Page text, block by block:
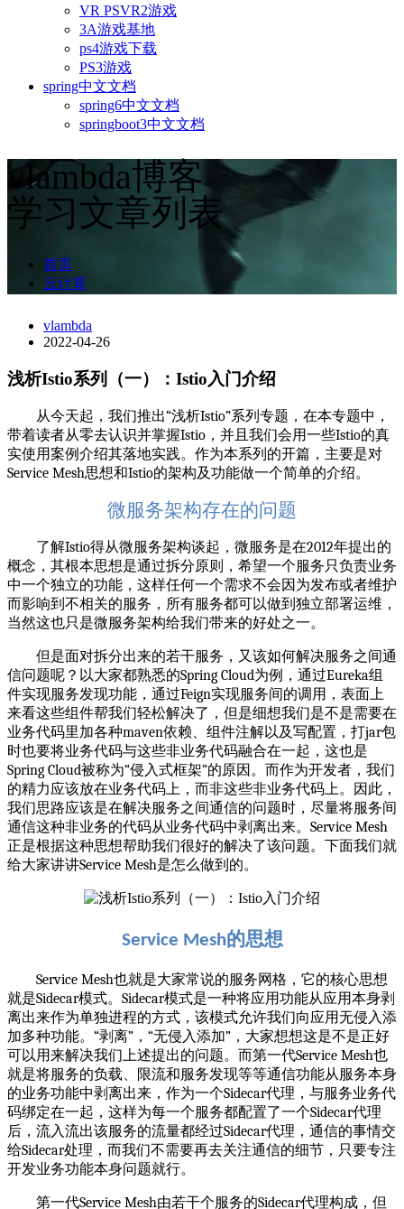
VR PSVR2游戏
3A游戏基地
ps4游戏下载
PS3游戏
spring中文文档
spring6中文文档
springboot3中文文档
vlambda博客
学习文章列表
首页
云计算
vlambda
2022-04-26
浅析Istio系列（一）：Istio入门介绍
从今天起，我们推出“浅析Istio”系列专题，在本专题中，
带着读者从零去认识并掌握Istio ，并且我们会用一些Istio的真
实使用案例介绍其落地实践。作为本系列的开篇，主要是对
Service Mesh思想和Istio的架构及功能做一个简单的介绍。
微服务架构存在的问题
了解Istio得从微服务架构谈起，微服务是在2012年提出的
概念，其根本思想是通过拆分原则，希望一个服务只负责业务
中一个独立的功能，这样任何一个需求不会因为发布或者维护
而影响到不相关的服务，所有服务都可以做到独立部署运维，
当然这也只是微服务架构给我们带来的好处之一。
但是面对拆分出来的若干服务，又该如何解决服务之间通
信问题呢？以大家都熟悉的Spring Cloud为例，通过Eureka组
件实现服务发现功能，通过Feign实现服务间的调用，表面上
来看这些组件帮我们轻松解决了，但是细想我们是不是需要在
业务代码里加各种maven依赖、组件注解以及写配置，打jar包
时也要将业务代码与这些非业务代码融合在一起，这也是
Spring Cloud被称为“侵入式框架”的原因。而作为开发者，我们
的精力应该放在业务代码上，而非这些非业务代码上。因此，
我们思路应该是在解决服务之间通信的问题时，尽量将服务间
通信这种非业务的代码从业务代码中剥离出来。 Service Mesh
正是根据这种思想帮助我们很好的解决了该问题。下面我们就
给大家讲讲Service Mesh是怎么做到的。
Service Mesh的思想
Service Mesh也就是大家常说的服务网格，它的核心思想
就是Sidecar模式。 Sidecar模式是一种将应用功能从应用本身剥
离出来作为单独进程的方式，该模式允许我们向应用无侵入添
加多种功能。 “剥离” ， “无侵入添加” ，大家想想这是不是正好
可以用来解决我们上述提出的问题。而第一代Service Mesh也
就是将服务的负载、限流和服务发现等等通信功能从服务本身
的业务功能中剥离出来，作为一个Sidecar代理，与服务业务代
码绑定在一起，这样为每一个服务都配置了一个Sidecar代理
后，流入流出该服务的流量都经过Sidecar代理，通信的事情交
给Sidecar处理，而我们不需要再去关注通信的细节，只要专注
开发业务功能本身问题就行。
第一代Service Mesh由若干个服务的Sidecar代理构成，但